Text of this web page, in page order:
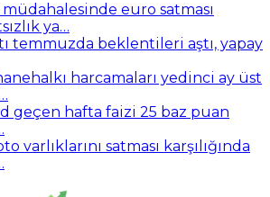
euro satması
ya…
temmuzda beklentileri aştı, yapay
harcamaları yedinci ay üst
geçen hafta faizi 25 baz puan
varlıklarını satması karşılığında